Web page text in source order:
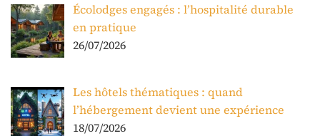
Écolodges engagés : l’hospitalité durable
en pratique
26/07/2026
Les hôtels thématiques : quand
l’hébergement devient une expérience
18/07/2026